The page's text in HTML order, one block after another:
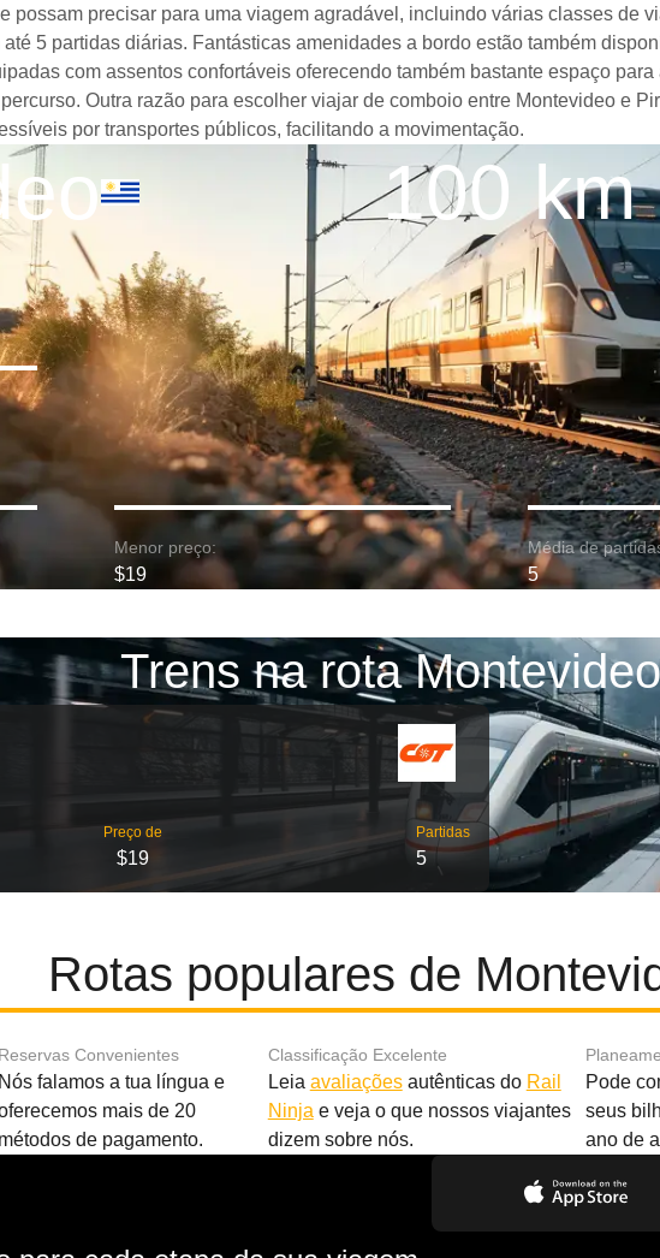
possam precisar para uma viagem agradável, incluindo várias classes de
5 partidas diárias. Fantásticas amenidades a bordo estão também
com assentos confortáveis oferecendo também bastante espaço
Outra razão para escolher viajar de comboio entre Montevideo e
por transportes públicos, facilitando a movimentação.
100 km
Menor preço:
$19
Média de
5
Trens na rota
Preço de
$19
Partidas
5
Rotas populares de
Reservas Convenientes
Nós falamos a tua língua e
mais de 20
métodos de pagamento.
Classificação Excelente
Leia avaliaçõesautênticas do Rail
Ninja e veja o que nossos viajantes
dizem sobre nós.
Pode
seus
ano de